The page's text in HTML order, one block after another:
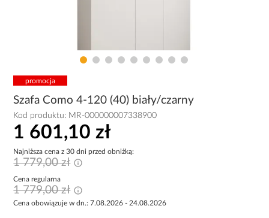
promocja
Szafa Como 4-120 (40) biały/czarny
Kod produktu: MR-000000007338900
1 601,10 zł
Najniższa cena z 30 dni przed obniżką:
1 779,00 zł
Cena regularna
1 779,00 zł
Cena obowiązuje w dn.: 7.08.2026 - 24.08.2026